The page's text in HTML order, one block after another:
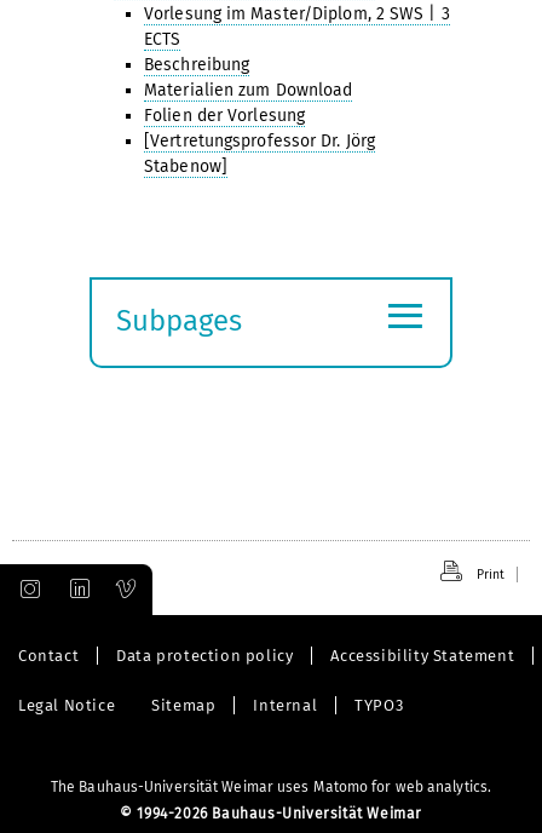
Vorlesung im Master/Diplom, 2 SWS | 3
ECTS
Beschreibung
Materialien zum Download
Folien der Vorlesung
[Vertretungsprofessor Dr. Jörg
Stabenow]
Subpages
≡
Print
Contact Data protection policy Accessibility Statement
Legal Notice Sitemap Internal TYPO3
The Bauhaus-Universität Weimar uses Matomo for web analytics.
© 1994-2026 Bauhaus-Universität Weimar